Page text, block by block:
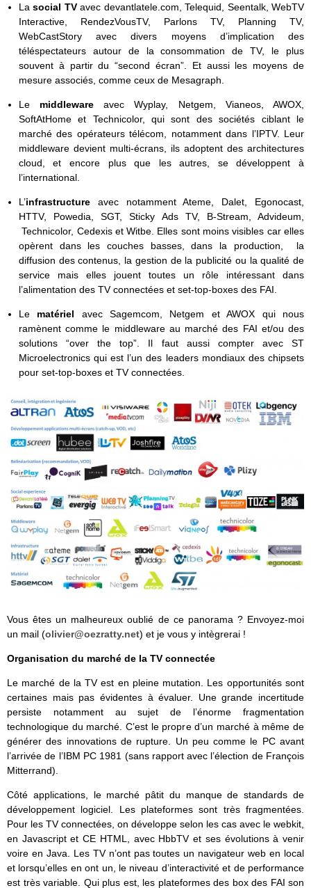
Lasocial TVavec devantlatele.com, Telequid, Seentalk, WebTV
Interactive, RendezVousTV, Parlons TV, Planning TV,
WebCastStory avec divers moyens d’implication des
téléspectateurs autour de la consommation de TV, le plus
souvent à partir du “second écran”. Et aussi les moyens de
mesure associés, comme ceux de Mesagraph.
Le middleware avec Wyplay, Netgem, Vianeos, AWOX,
SoftAtHome et Technicolor, qui sont des sociétés ciblant le
marché des opérateurs télécom, notamment dans l’IPTV. Leur
middleware devient multi-écrans, ils adoptent des architectures
cloud, et encore plus que les autres, se développent à
l’international.
L’infrastructure avec notamment Ateme, Dalet, Egonocast,
HTTV, Powedia, SGT, Sticky Ads TV, B-Stream, Advideum,
Technicolor, Cedexis et Witbe. Elles sont moins visibles car elles
opèrent dans les couches basses, dans la production, la
diffusion des contenus, la gestion de la publicité ou la qualité de
service mais elles jouent toutes un rôle intéressant dans
l’alimentation des TV connectées et set-top-boxes des FAI.
Le matériel avec Sagemcom, Netgem et AWOX qui nous
ramènent comme le middleware au marché des FAI et/ou des
solutions “over the top”. Il faut aussi compter avec ST
Microelectronics qui est l’un des leaders mondiaux des chipsets
pour set-top-boxes et TV connectées.
Vous êtes un malheureux oublié de ce panorama ? Envoyez-moi
un mail (olivier@oezratty.net) et je vous y intègrerai !
Organisation du marché de la TV connectée
Le marché de la TV est en pleine mutation. Les opportunités sont
certaines mais pas évidentes à évaluer. Une grande incertitude
persiste notamment au sujet de l’énorme fragmentation
technologique du marché. C’est le propre d’un marché à même de
générer des innovations de rupture. Un peu comme le PC avant
l’arrivée de l’IBM PC 1981 (sans rapport avec l’élection de François
Mitterrand).
Côté applications, le marché pâtit du manque de standards de
développement logiciel. Les plateformes sont très fragmentées.
Pour les TV connectées, on développe selon les cas avec le webkit,
en Javascript et CE HTML, avec HbbTV et ses évolutions à venir
voire en Java. Les TV n’ont pas toutes un navigateur web en local
et lorsqu’elles en ont un, le niveau d’interactivité et de performance
est très variable. Qui plus est, les plateformes des box des FAI son